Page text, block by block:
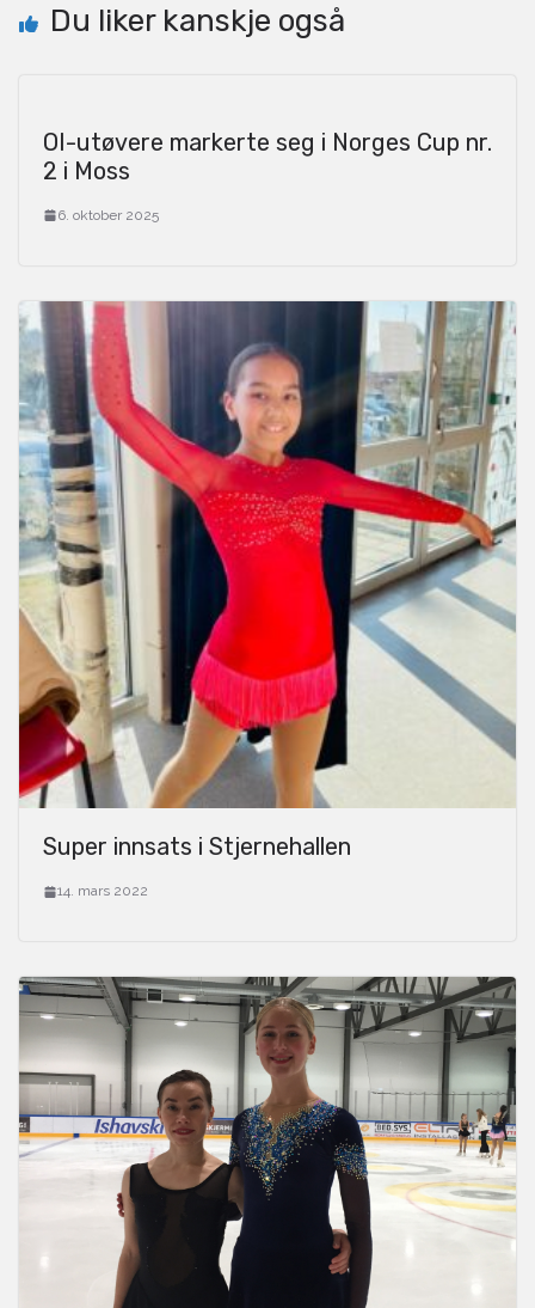
Du liker kanskje også
OI-utøvere markerte seg i Norges Cup nr.
2 i Moss
6. oktober 2025
Super innsats i Stjernehallen
14. mars 2022